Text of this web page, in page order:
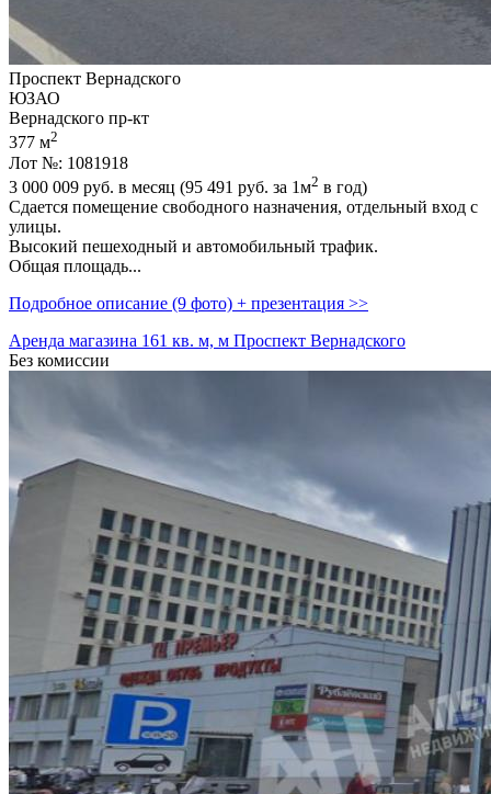
Проспект Вернадского
ЮЗАО
Вернадского пр-кт
377 м2
Лот №: 1081918
3 000 009 руб. в месяц (95 491 руб. за 1м2 в год)
Сдается помещение свободного назначения,­ отдельный вход с
улицы.
Высокий пешеходный и автомобильный трафик.
Общая площадь...
Подробное описание (9 фото) + презентация >>
Аренда магазина 161 кв. м, м Проспект Вернадского
Без комиссии